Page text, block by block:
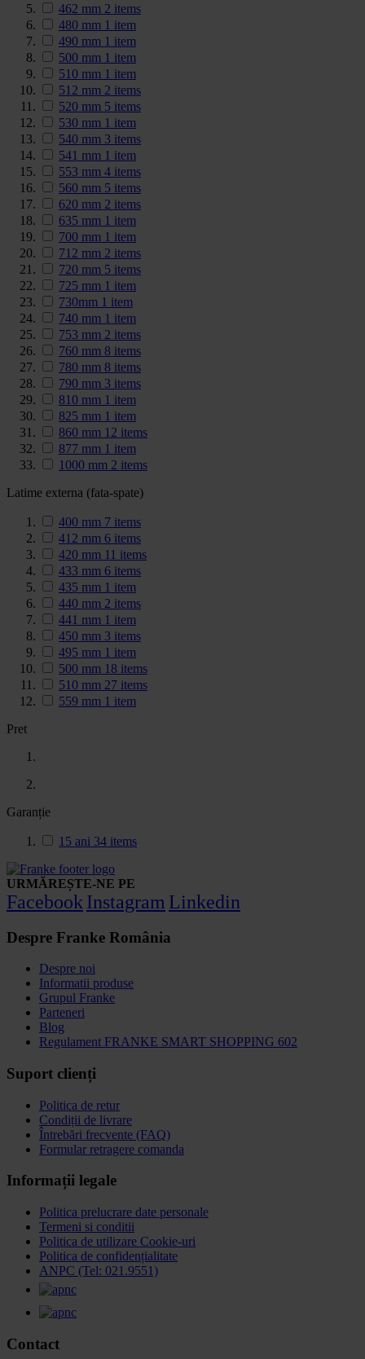
462 mm 2 items
480 mm 1 item
490 mm 1 item
500 mm 1 item
510 mm 1 item
512 mm 2 items
520 mm 5 items
530 mm 1 item
540 mm 3 items
541 mm 1 item
553 mm 4 items
560 mm 5 items
620 mm 2 items
635 mm 1 item
700 mm 1 item
712 mm 2 items
720 mm 5 items
725 mm 1 item
730mm 1 item
740 mm 1 item
753 mm 2 items
760 mm 8 items
780 mm 8 items
790 mm 3 items
810 mm 1 item
825 mm 1 item
860 mm 12 items
877 mm 1 item
1000 mm 2 items
Latime externa (fata-spate)
400 mm 7 items
412 mm 6 items
420 mm 11 items
433 mm 6 items
435 mm 1 item
440 mm 2 items
441 mm 1 item
450 mm 3 items
495 mm 1 item
500 mm 18 items
510 mm 27 items
559 mm 1 item
Pret
Garanție
15 ani 34 items
URMĂREȘTE-NE PE
Facebook Instagram Linkedin
Despre Franke România
Despre noi
Informatii produse
Grupul Franke
Parteneri
Blog
Regulament FRANKE SMART SHOPPING 602
Suport clienți
Politica de retur
Condiții de livrare
Întrebări frecvente (FAQ)
Formular retragere comanda
Informații legale
Politica prelucrare date personale
Termeni si conditii
Politica de utilizare Cookie-uri
Politica de confidențialitate
ANPC (Tel: 021.9551)
Contact